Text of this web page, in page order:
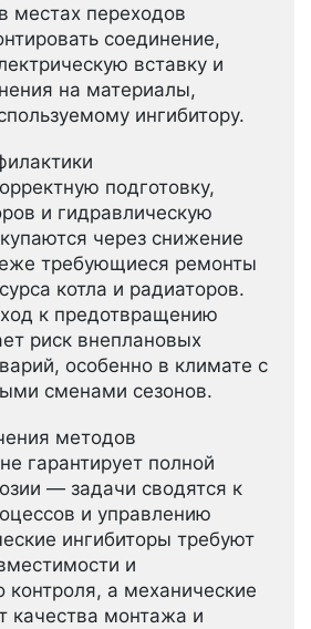
местах переходов
соединение,
вставку и
на материалы,
ингибитору.
подготовку,
и гидравлическую
через снижение
требующиеся ремонты
котла и радиаторов.
к предотвращению
риск внеплановых
особенно в климате с
сменами сезонов.
методов
гарантирует полной
— задачи сводятся к
и управлению
ингибиторы требуют
и
контроля, а механические
качества монтажа и